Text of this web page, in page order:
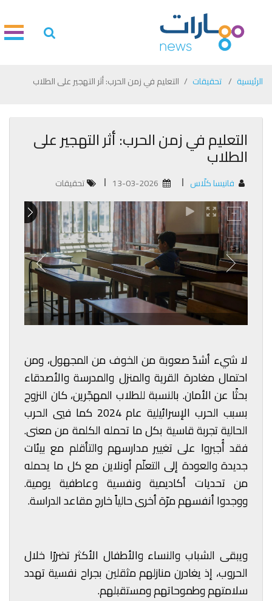
الرئيسية تحقيقات التعليم في زمن الحرب: أثر التهجير على الطلاب
التعليم في زمن الحرب: أثر التهجير على
الطلاب
فانيسا كلّاس تحقيقات
لا شيء أشدّ صعوبة من الخوف من المجهول، ومن
احتمال مغادرة القرية والمنزل والمدرسة والأصدقاء
بحثًا عن الأمان. بالنسبة للطلاب المهجّرين، كان النزوح
بسبب الحرب الإسرائيلية عام 2024 كما فيي الحرب
الحالية تجربة قاسية بكل ما تحمله الكلمة من معنى.
فقد أُجبروا على تغيير مدارسهم والتأقلم مع بيئات
جديدة والعودة إلى التعلّم أونلاين مع كل ما يحمله
من تحديات أكاديمية ونفسية وعاطفية يومية.
ووجدوا أنفسهم مرّة أخرى حالياً خارج مقاعد الدراسة.
ويبقى الشباب والنساء والأطفال الأكثر تضررًا خلال
الحروب، إذ يغادرن منازلهم مثقلين بجراح نفسية تهدد
سلامتهم وطموحاتهم ومستقبلهم.